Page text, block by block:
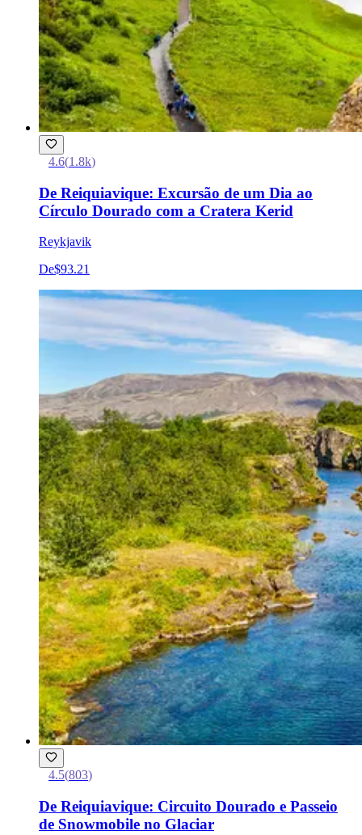
4.6(1.8k)
De Reiquiavique: Excursão de um Dia ao
Círculo Dourado com a Cratera Kerid
Reykjavik
De$93.21
4.5(803)
De Reiquiavique: Circuito Dourado e Passeio
de Snowmobile no Glaciar